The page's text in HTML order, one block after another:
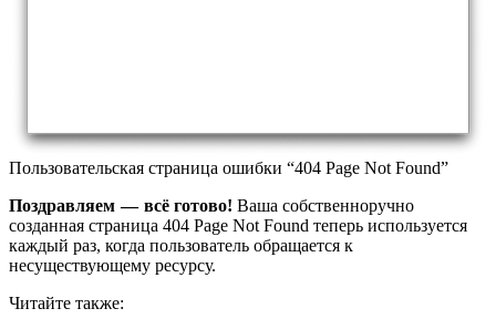
Пользовательская страница ошибки “404 Page Not Found”
Поздравляем — всё готово! Ваша собственноручно
созданная страница 404 Page Not Found теперь используется
каждый раз, когда пользователь обращается к
несуществующему ресурсу.
Читайте также: